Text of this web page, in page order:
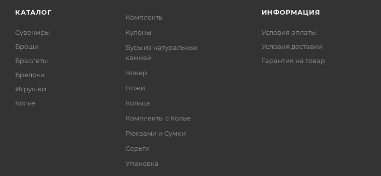
КАТАЛОГ
Сувениры
Броши
Браслеты
Брелоки
Игрушки
Колье
Комплекты
Кулоны
Бусы из натуральных
камней
Чокер
Ножи
Кольца
Комплекты с Колье
Рюкзами и Сумки
Серьги
Упаковка
ИНФОРМАЦИЯ
Условия оплаты
Условия доставки
Гарантия на товар